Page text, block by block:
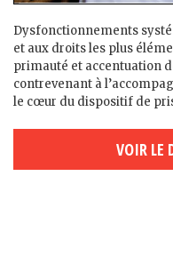
Dysfonctionnements
et aux droits les plus
primauté et accentuation
contrevenant à
le cœur du dispositif de
VOIR LE